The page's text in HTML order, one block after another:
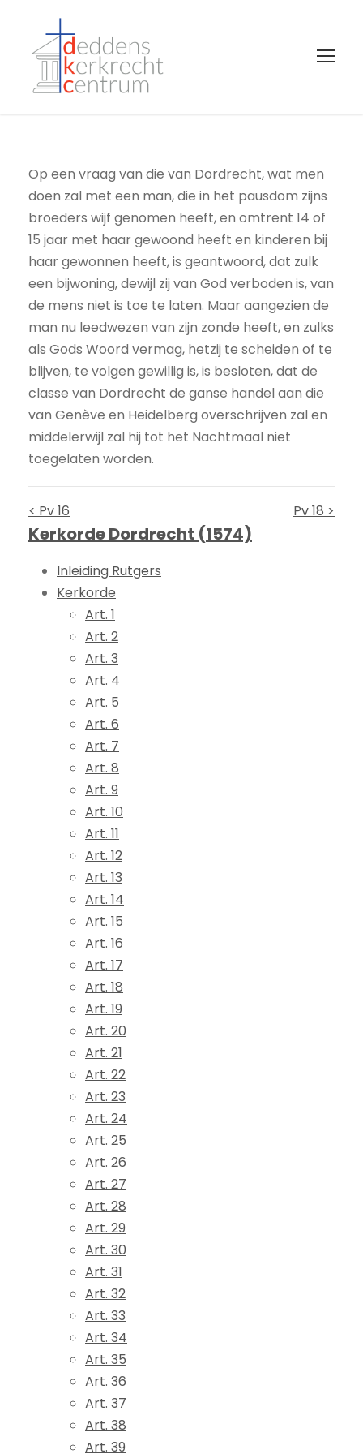
Op een vraag van die van Dordrecht, wat men
doen zal met een man, die in het pausdom zijns
broeders wijf genomen heeft, en omtrent 14 of
15 jaar met haar gewoond heeft en kinderen bij
haar gewonnen heeft, is geantwoord, dat zulk
een bijwoning, dewijl zij van God verboden is, van
de mens niet is toe te laten. Maar aangezien de
man nu leedwezen van zijn zonde heeft, en zulks
als Gods Woord vermag, hetzij te scheiden of te
blijven, te volgen gewillig is, is besloten, dat de
classe van Dordrecht de ganse handel aan die
van Genève en Heidelberg overschrijven zal en
middelerwijl zal hij tot het Nachtmaal niet
toegelaten worden.
< Pv 16 Pv 18 >
Kerkorde Dordrecht (1574)
Inleiding Rutgers
Kerkorde
Art. 1
Art. 2
Art. 3
Art. 4
Art. 5
Art. 6
Art. 7
Art. 8
Art. 9
Art. 10
Art. 11
Art. 12
Art. 13
Art. 14
Art. 15
Art. 16
Art. 17
Art. 18
Art. 19
Art. 20
Art. 21
Art. 22
Art. 23
Art. 24
Art. 25
Art. 26
Art. 27
Art. 28
Art. 29
Art. 30
Art. 31
Art. 32
Art. 33
Art. 34
Art. 35
Art. 36
Art. 37
Art. 38
Art. 39